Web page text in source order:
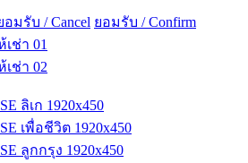
อมรับ / Cancel ยอมรับ / Confirm